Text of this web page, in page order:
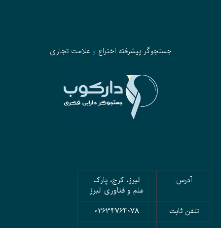
جستجوگر پیشرفته اختراع وعلامت تجاری
آدرس:
البرز، کرج، پارک
علم و فناوری البرز
تلفن ثابت:
02634764078